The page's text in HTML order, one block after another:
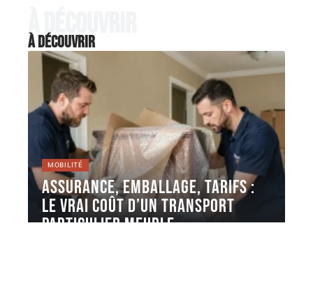
À découvrir
À découvrir
MOBILITÉ
Assurance, emballage, tarifs :
le vrai coût d’un Transport
Particulier meuble